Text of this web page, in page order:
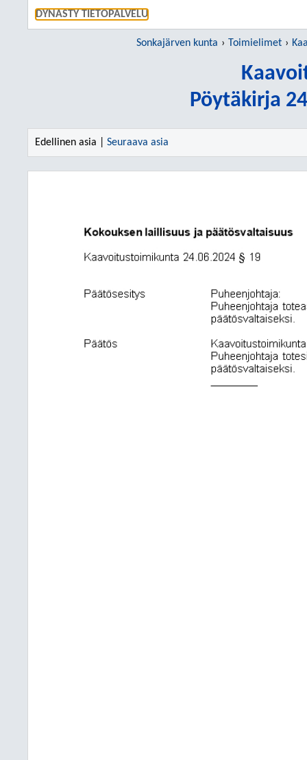
DYNASTY TIETOPALVELU
Sonkajärven kunta Toimielimet
Pöytäkirja
Edellinen asia | Seuraava asia